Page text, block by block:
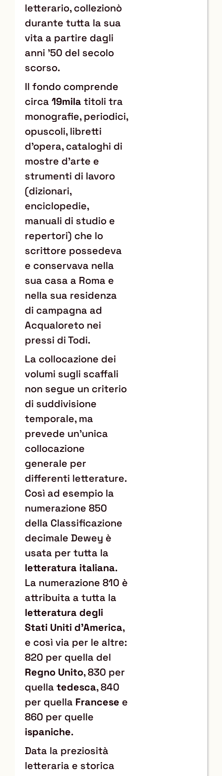
letterario, collezionò
durante tutta la sua
vita a partire dagli
anni '50 del secolo
scorso.
Il fondo comprende
circa 19milatitoli tra
monografie, periodici,
opuscoli, libretti
d'opera, cataloghi di
mostre d'arte e
strumenti di lavoro
(dizionari,
enciclopedie,
manuali di studio e
repertori) che lo
scrittore possedeva
e conservava nella
sua casa a Roma e
nella sua residenza
di campagna ad
Acqualoreto nei
pressi di Todi.
La collocazione dei
volumi sugli scaffali
non segue un criterio
di suddivisione
temporale, ma
prevede un’unica
collocazione
generale per
differenti letterature.
Così ad esempio la
numerazione 850
della Classificazione
decimale Dewey è
usata per tutta la
letteratura italiana.
La numerazione 810 è
attribuita a tutta la
letteratura degli
Stati Uniti d’America,
e così via per le altre:
820 per quella del
Regno Unito, 830 per
quella tedesca, 840
per quella Francese e
860 per quelle
ispaniche.
Data la preziosità
letteraria e storica